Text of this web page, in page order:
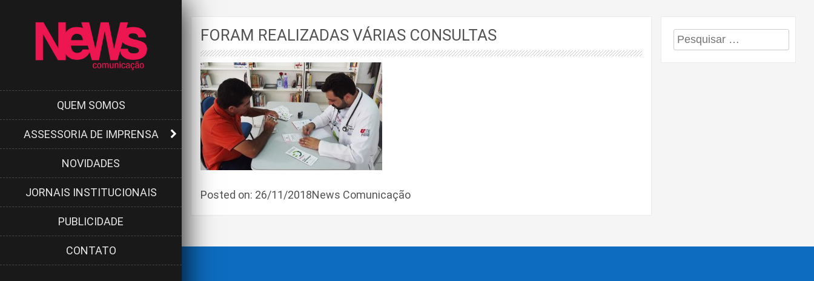
QUEM SOMOS
ASSESSORIA DE IMPRENSA
NOVIDADES
JORNAIS INSTITUCIONAIS
PUBLICIDADE
CONTATO
FORAM REALIZADAS VÁRIAS CONSULTAS
Posted on: 26/11/2018News Comunicação
Pesquisar
por: